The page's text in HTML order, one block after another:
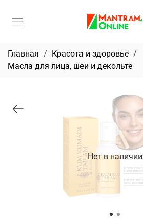
Главная Красота и здоровье
Масла для лица, шеи и декольте
Нет в наличии